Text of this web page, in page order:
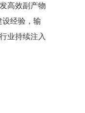
高效副产物
经验，输
业持续注入